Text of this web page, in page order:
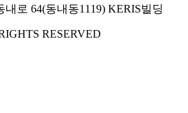
로 64(동내동1119) KERIS빌딩
RESERVED